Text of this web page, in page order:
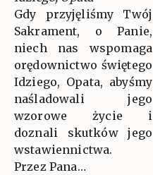
Gdy przyjęliśmy Twój
Sakrament, o Panie,
niech nas wspomaga
orędownictwo świętego
Idziego, Opata, abyśmy
naśladowali jego
wzorowe życie i
doznali skutków jego
wstawiennictwa.
Przez Pana…